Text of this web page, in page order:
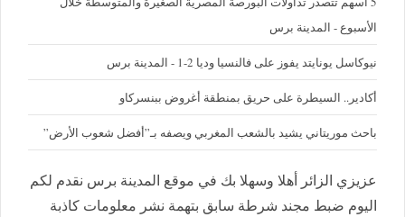
الأسبوع - المدينة برس
نيوكاسل يونايتد يفوز على فالنسيا وديا 2-1 - المدينة برس
أكادير.. السيطرة على حريق بمنطقة أغروض ببنسركاو
باحث موريتاني يشيد بالشعب المغربي ويصفه بـ”أفضل شعوب الأرض”
عزيزي الزائر أهلا وسهلا بك في موقع المدينة برس نقدم لكم
اليوم ضبط مجند شرطة سابق بتهمة نشر معلومات كاذبة